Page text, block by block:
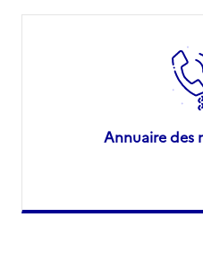
Annuaire des